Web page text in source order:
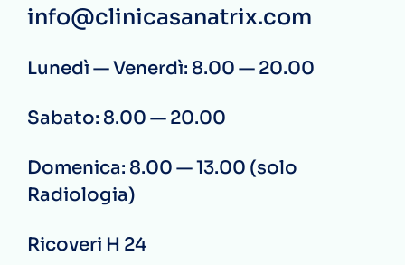
info@clinicasanatrix.com
Lunedì — Venerdì: 8.00 — 20.00
Sabato: 8.00 — 20.00
Domenica: 8.00 — 13.00 (solo
Radiologia)
Ricoveri H 24